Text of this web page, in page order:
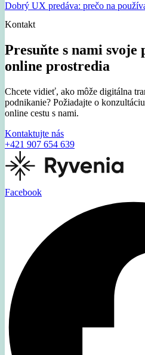
Dobrý UX predáva: prečo na
Kontakt
Presuňte s nami svoje
online prostredia
Chcete vidieť, ako môže digitálna
podnikanie? Požiadajte o
online cestu s nami.
Kontaktujte nás
+421 907 654 639
Facebook